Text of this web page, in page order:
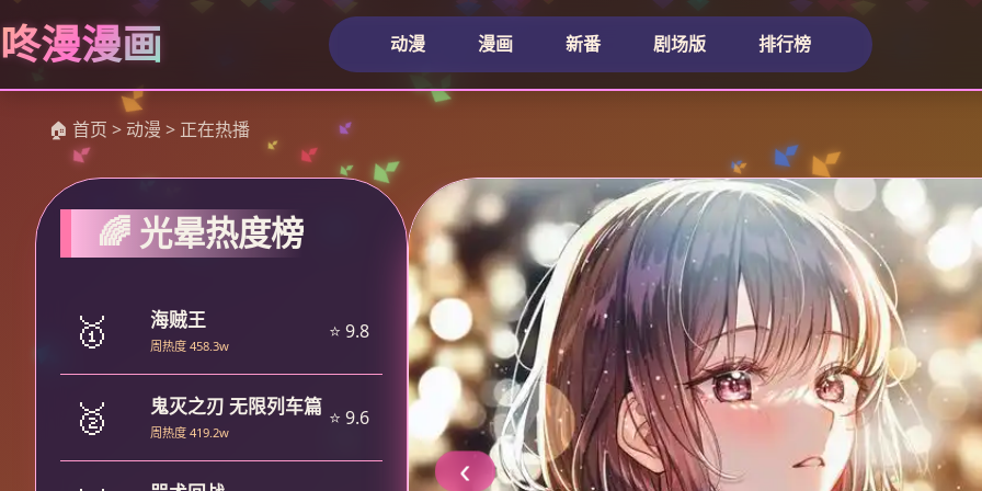
咚漫漫画 动漫 漫画 新番 剧场版 排行榜
🏠 首页 > 动漫 > 正在热播
🌈 光晕热度榜
🥇 海贼王
周热度 458.3w
⭐ 9.8
🥈 鬼灭之刃 无限列车篇
周热度 419.2w
⭐ 9.6
‹